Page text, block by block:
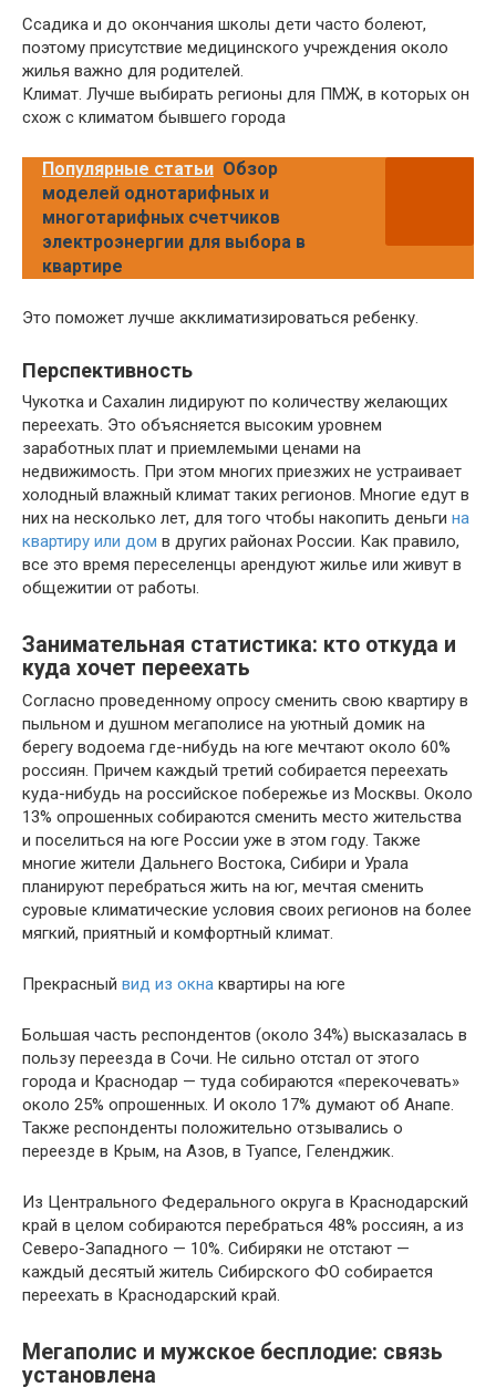
Ссадика и до окончания школы дети часто болеют,
поэтому присутствие медицинского учреждения около
жилья важно для родителей.
Климат. Лучше выбирать регионы для ПМЖ, в которых он
схож с климатом бывшего города
Популярные статьи Обзор
моделей однотарифных и
многотарифных счетчиков
электроэнергии для выбора в
квартире
Это поможет лучше акклиматизироваться ребенку.
Перспективность
Чукотка и Сахалин лидируют по количеству желающих
переехать. Это объясняется высоким уровнем
заработных плат и приемлемыми ценами на
недвижимость. При этом многих приезжих не устраивает
холодный влажный климат таких регионов. Многие едут в
них на несколько лет, для того чтобы накопить деньги на
квартиру или дом в других районах России. Как правило,
все это время переселенцы арендуют жилье или живут в
общежитии от работы.
Занимательная статистика: кто откуда и
куда хочет переехать
Согласно проведенному опросу сменить свою квартиру в
пыльном и душном мегаполисе на уютный домик на
берегу водоема где-нибудь на юге мечтают около 60%
россиян. Причем каждый третий собирается переехать
куда-нибудь на российское побережье из Москвы. Около
13% опрошенных собираются сменить место жительства
и поселиться на юге России уже в этом году. Также
многие жители Дальнего Востока, Сибири и Урала
планируют перебраться жить на юг, мечтая сменить
суровые климатические условия своих регионов на более
мягкий, приятный и комфортный климат.
Прекрасный вид из окна квартиры на юге
Большая часть респондентов (около 34%) высказалась в
пользу переезда в Сочи. Не сильно отстал от этого
города и Краснодар — туда собираются «перекочевать»
около 25% опрошенных. И около 17% думают об Анапе.
Также респонденты положительно отзывались о
переезде в Крым, на Азов, в Туапсе, Геленджик.
Из Центрального Федерального округа в Краснодарский
край в целом собираются перебраться 48% россиян, а из
Северо-Западного — 10%. Сибиряки не отстают —
каждый десятый житель Сибирского ФО собирается
переехать в Краснодарский край.
Мегаполис и мужское бесплодие: связь
установлена